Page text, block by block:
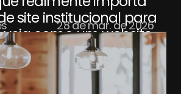
site institucional para
como um website
fortalece
presença digital e
28 de mar. de 2026